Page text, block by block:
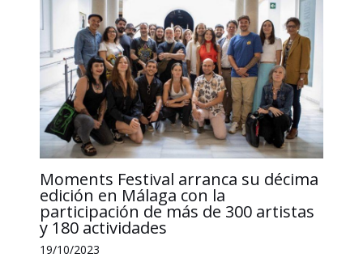
Moments Festival arranca su décima
edición en Málaga con la
participación de más de 300 artistas
y 180 actividades
19/10/2023